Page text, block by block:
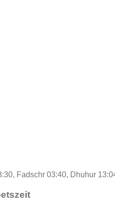
Fadschr 03:40, Dhuhur